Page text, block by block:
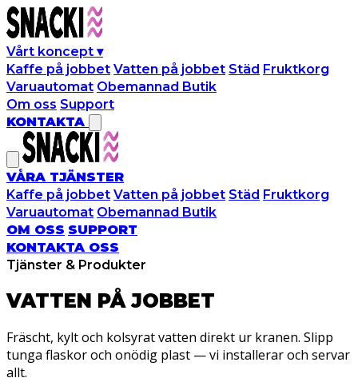
Vårt koncept ▾
Kaffe på jobbet Vatten på jobbet Städ Fruktkorg
Varuautomat Obemannad Butik
Om oss Support
KONTAKTA
VÅRA TJÄNSTER
Kaffe på jobbet Vatten på jobbet Städ Fruktkorg
Varuautomat Obemannad Butik
OM OSS SUPPORT
KONTAKTA OSS
Tjänster & Produkter
VATTEN PÅJOBBET
Fräscht, kylt och kolsyrat vatten direkt ur kranen. Slipp
tunga flaskor och onödig plast — vi installerar och servar
allt.